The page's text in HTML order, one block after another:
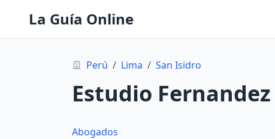
La Guía Online
Perú / Lima / San Isidro
Estudio Fernandez
Abogados